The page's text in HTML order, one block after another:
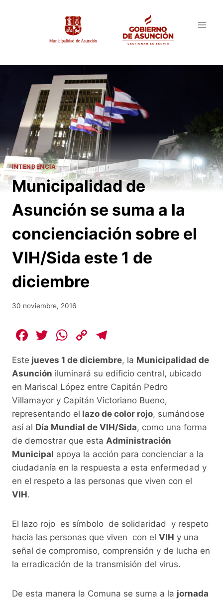
INTENDENCIA
Municipalidad de
Asunción se suma a la
concienciación sobre el
VIH/Sida este 1 de
diciembre
30 noviembre, 2016
F
c
e
b
o
o
k
T
itt
er
W
at
s
A
p
p
C
p
y
Li
n
k
e
gr
a
m
Este jueves 1 de diciembre, la Municipalidad de
Asunción iluminará su edificio central, ubicado
en Mariscal López entre Capitán Pedro
Villamayor y Capitán Victoriano Bueno,
representando el lazo de color rojo, sumándose
así al Día Mundial de VIH/Sida, como una forma
de demostrar que esta Administración
Municipal apoya la acción para concienciar a la
ciudadanía en la respuesta a esta enfermedad y
en el respeto a las personas que viven con el
VIH.
El lazo rojo es símbolo de solidaridad y respeto
hacia las personas que viven con el VIH y una
señal de compromiso, comprensión y de lucha en
la erradicación de la transmisión del virus.
De esta manera la Comuna se suma a la jornada